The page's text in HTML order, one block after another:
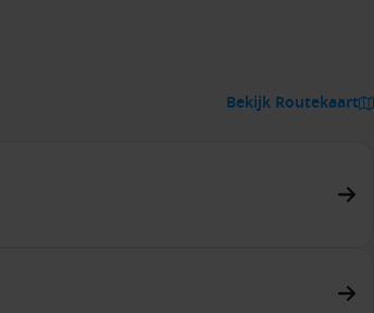
Bekijk Routekaart